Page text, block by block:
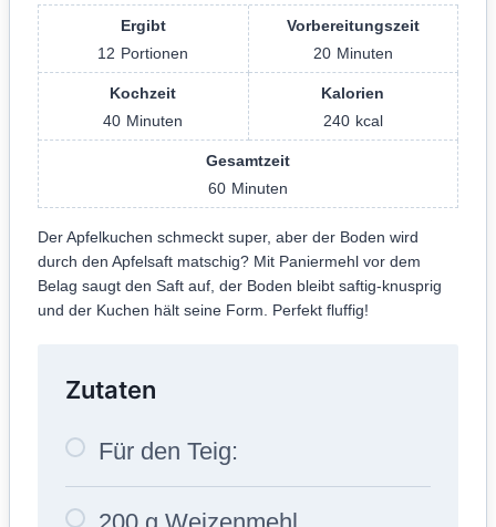
Ergibt
12 Portionen
Vorbereitungszeit
20 Minuten
Kochzeit
40 Minuten
Kalorien
240 kcal
Gesamtzeit
60 Minuten
Der Apfelkuchen schmeckt super, aber der Boden wird
durch den Apfelsaft matschig? Mit Paniermehl vor dem
Belag saugt den Saft auf, der Boden bleibt saftig-knusprig
und der Kuchen hält seine Form. Perfekt fluffig!
Zutaten
Für den Teig: